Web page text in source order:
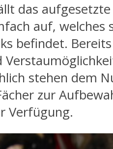
das
auf, welches
befindet.
stehen dem
zur
Verfügung.